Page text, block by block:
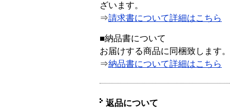
ざいます。
⇒請求書について詳細はこちら
■納品書について
お届けする商品に同梱致します。
⇒納品書について詳細はこちら
返品について